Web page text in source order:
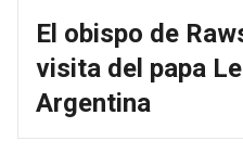
El obispo de
visita del papa
Argentina